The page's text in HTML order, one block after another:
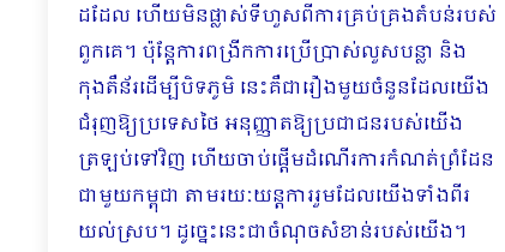
ដដែល ហើយមិនផ្លាស់ទីហួសពីការគ្រប់គ្រងតំបន់របស់
ពួកគេ។ ប៉ុន្តែការពង្រីកការប្រើប្រាស់លួសបន្លា និង
កុងតឺន័រដើម្បីបិទភូមិ នេះគឺជារឿងមួយចំនួនដែលយើង
ជំរុញឱ្យប្រទេសថៃ អនុញ្ញាតឱ្យប្រជាជនរបស់យើង
ត្រឡប់ទៅវិញ ហើយចាប់ផ្តើមដំណើរការកំណត់ព្រំដែន
ជាមួយកម្ពុជា តាមរយៈយន្តការរួមដែលយើងទាំងពីរ
យល់ស្រប។ ដូច្នេះនេះជាចំណុចសំខាន់របស់យើង។